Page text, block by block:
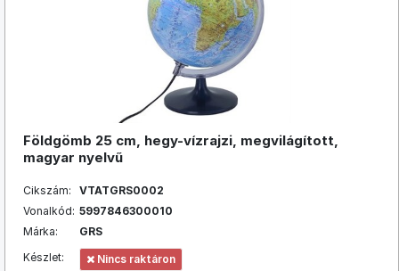
Földgömb 25 cm, hegy-vízrajzi, megvilágított,
magyar nyelvű
Cikszám:
VTATGRS0002
Vonalkód: 5997846300010
Márka:
GRS
Készlet:
Nincs raktáron